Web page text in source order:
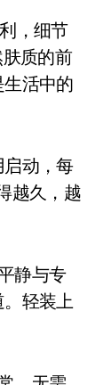
，细节
质的前
活中的
动，每
越久，越
静与专
轻装上